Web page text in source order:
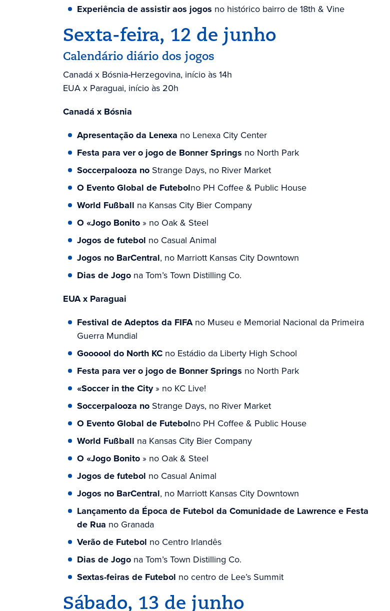
Experiência de assistir aos jogos no histórico bairro de 18th & Vine
Sexta-feira, 12 de junho
Calendário diário dos jogos
Canadá x Bósnia-Herzegovina, início às 14h
EUA x Paraguai, início às 20h
Canadá x Bósnia
Apresentação da Lenexa no Lenexa City Center
Festa para ver o jogo de Bonner Springs no North Park
Soccerpalooza no Strange Days, no River Market
O Evento Global de Futebolno PH Coffee & Public House
World Fußball na Kansas City Bier Company
O «Jogo Bonito» no Oak & Steel
Jogos de futebol no Casual Animal
Jogos no BarCentral, no Marriott Kansas City Downtown
Dias de Jogo na Tom’s Town Distilling Co.
EUA x Paraguai
Festival de Adeptos da FIFAno Museu e Memorial Nacional da Primeira
Guerra Mundial
Goooool do North KC no Estádio da Liberty High School
Festa para ver o jogo de Bonner Springs no North Park
«Soccer in the City» no KC Live!
Soccerpalooza no Strange Days, no River Market
O Evento Global de Futebolno PH Coffee & Public House
World Fußball na Kansas City Bier Company
O «Jogo Bonito» no Oak & Steel
Jogos de futebol no Casual Animal
Jogos no BarCentral, no Marriott Kansas City Downtown
Lançamento da Época de Futebol da Comunidade de Lawrence e Festa
de Rua no Granada
Verão de Futebol no Centro Irlandês
Dias de Jogo na Tom’s Town Distilling Co.
Sextas-feiras de Futebol no centro de Lee’s Summit
Sábado, 13 de junho